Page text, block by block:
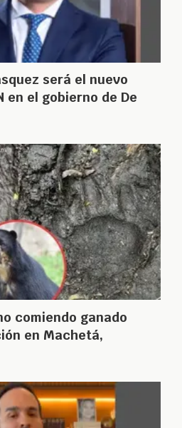
será el nuevo
en el gobierno de De
comiendo ganado
en Machetá,